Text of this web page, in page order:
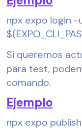
npx expo login -
Si queremos
para test,
comando.
Ejemplo
npx expo